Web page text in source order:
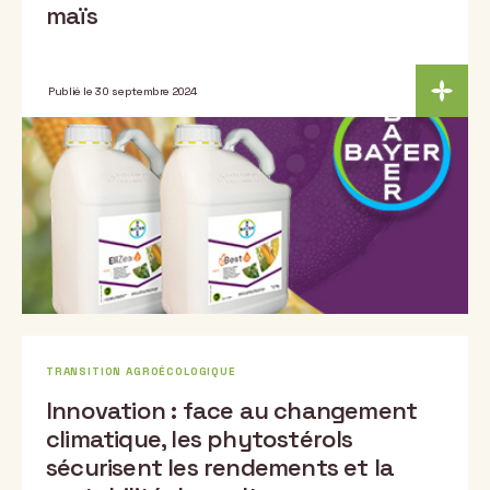
maïs
Publié le 30 septembre 2024
TRANSITION AGROÉCOLOGIQUE
Innovation : face au changement
climatique, les phytostérols
sécurisent les rendements et la